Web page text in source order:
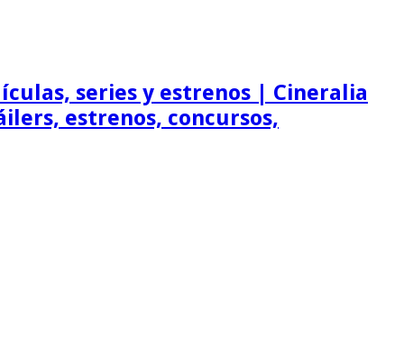
series y estrenos | Cineralia
estrenos, concursos,